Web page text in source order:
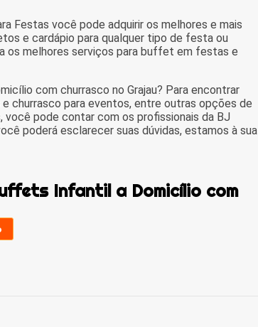
Festas você pode adquirir os melhores e mais
e cardápio para qualquer tipo de festa ou
os melhores serviços para buffet em festas e
com churrasco no Grajau? Para encontrar
churrasco para eventos, entre outras opções de
pode contar com os profissionais da BJ
poderá esclarecer suas dúvidas, estamos à sua
Infantil a Domicílio com